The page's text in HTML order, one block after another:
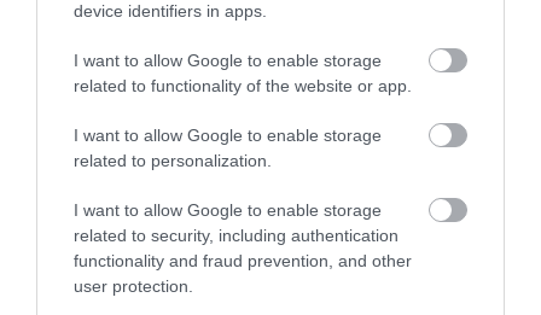
device identifiers in apps.
I want to allow Google to enable storage
related to functionality of the website or app.
I want to allow Google to enable storage
related to personalization.
I want to allow Google to enable storage
related to security, including authentication
functionality and fraud prevention, and other
user protection.
A GYAKORNOKI MUNKA: LEHETŐSÉGEK ÉS
2026. augusztus 09|Promóció
35 PERCES TANÓRÁK ÉS KEVESEBB HÁZI
FELADAT JÖHET AZ ALSÓ ...
2026. augusztus 08 Mindenki ügye